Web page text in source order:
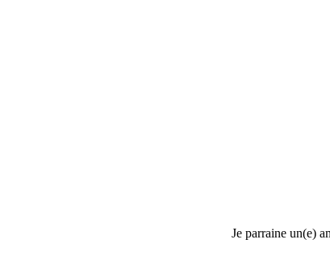
Je parraine un(e)